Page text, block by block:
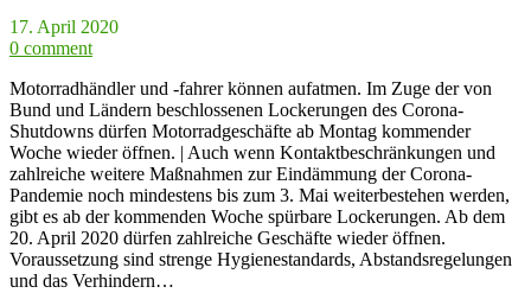
17. April 2020
0 comment
Motorradhändler und -fahrer können aufatmen. Im Zuge der von
Bund und Ländern beschlossenen Lockerungen des Corona-
Shutdowns dürfen Motorradgeschäfte ab Montag kommender
Woche wieder öffnen. | Auch wenn Kontaktbeschränkungen und
zahlreiche weitere Maßnahmen zur Eindämmung der Corona-
Pandemie noch mindestens bis zum 3. Mai weiterbestehen werden,
gibt es ab der kommenden Woche spürbare Lockerungen. Ab dem
20. April 2020 dürfen zahlreiche Geschäfte wieder öffnen.
Voraussetzung sind strenge Hygienestandards, Abstandsregelungen
und das Verhindern…